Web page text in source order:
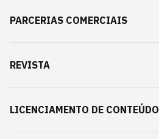
PARCERIAS COMERCIAIS
REVISTA
LICENCIAMENTO DE CONTEÚDO